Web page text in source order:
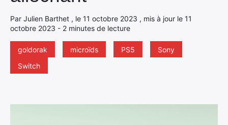
Par Julien Barthet , le 11 octobre 2023 , mis à jour le 11
octobre 2023 - 2 minutes de lecture
goldorak microïds PS5
Sony
Switch